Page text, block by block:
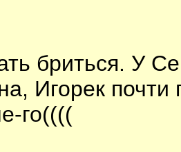
бриться. У
Игорек почти
го((((